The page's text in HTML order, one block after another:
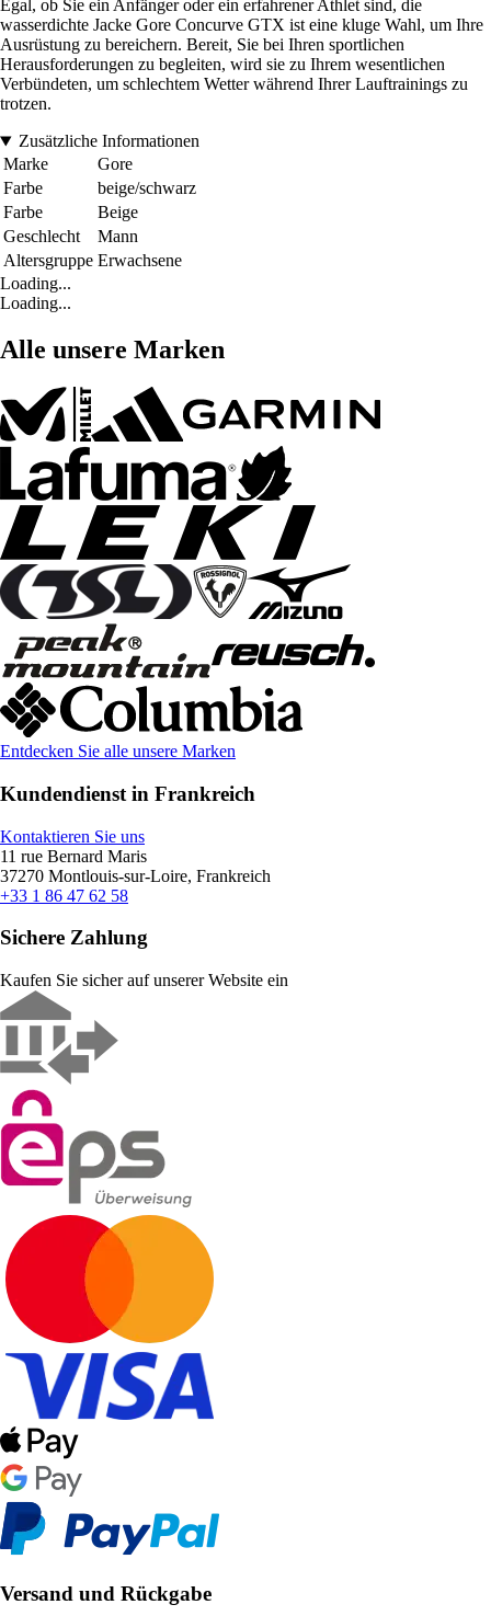
Egal, ob Sie ein Anfänger oder ein erfahrener Athlet sind, die
wasserdichte Jacke Gore Concurve GTX ist eine kluge Wahl, um Ihre
Ausrüstung zu bereichern. Bereit, Sie bei Ihren sportlichen
Herausforderungen zu begleiten, wird sie zu Ihrem wesentlichen
Verbündeten, um schlechtem Wetter während Ihrer Lauftrainings zu
trotzen.
Zusätzliche Informationen
Marke
Gore
Farbe
beige/schwarz
Farbe
Beige
Geschlecht
Mann
Altersgruppe Erwachsene
Loading...
Loading...
Alle unsere Marken
Entdecken Sie alle unsere Marken
Kundendienst in Frankreich
Kontaktieren Sie uns
11 rue Bernard Maris
37270 Montlouis-sur-Loire, Frankreich
+33 1 86 47 62 58
Sichere Zahlung
Kaufen Sie sicher auf unserer Website ein
Versand und Rückgabe